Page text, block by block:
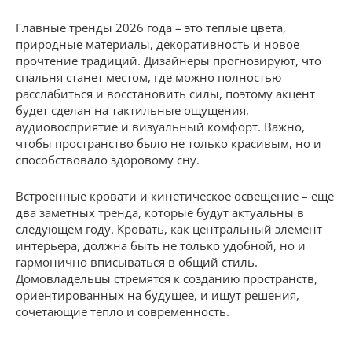
Главные тренды 2026 года – это теплые цвета,
природные материалы, декоративность и новое
прочтение традиций. Дизайнеры прогнозируют, что
спальня станет местом, где можно полностью
расслабиться и восстановить силы, поэтому акцент
будет сделан на тактильные ощущения,
аудиовосприятие и визуальный комфорт. Важно,
чтобы пространство было не только красивым, но и
способствовало здоровому сну.
Встроенные кровати и кинетическое освещение – еще
два заметных тренда, которые будут актуальны в
следующем году. Кровать, как центральный элемент
интерьера, должна быть не только удобной, но и
гармонично вписываться в общий стиль.
Домовладельцы стремятся к созданию пространств,
ориентированных на будущее, и ищут решения,
сочетающие тепло и современность.